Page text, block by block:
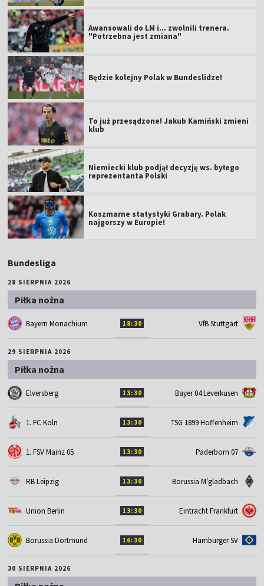
Awansowali do LM i... zwolnili trenera.
"Potrzebna jest zmiana"
Będzie kolejny Polak w Bundeslidze!
To już przesądzone! Jakub Kamiński zmieni
klub
Niemiecki klub podjął decyzję ws. byłego
reprezentanta Polski
Koszmarne statystyki Grabary. Polak
najgorszy w Europie!
Bundesliga
28 SIERPNIA 2026
Piłka nożna
Bayern Monachium 18:30 VfB Stuttgart
29 SIERPNIA 2026
Piłka nożna
Elversberg 13:30 Bayer 04 Leverkusen
1. FC Koln 13:30 TSG 1899 Hoffenheim
1. FSV Mainz 05 13:30 Paderborn 07
RB Leipzig 13:30 Borussia M'gladbach
Union Berlin 13:30 Eintracht Frankfurt
Borussia Dortmund 16:30 Hamburger SV
30 SIERPNIA 2026